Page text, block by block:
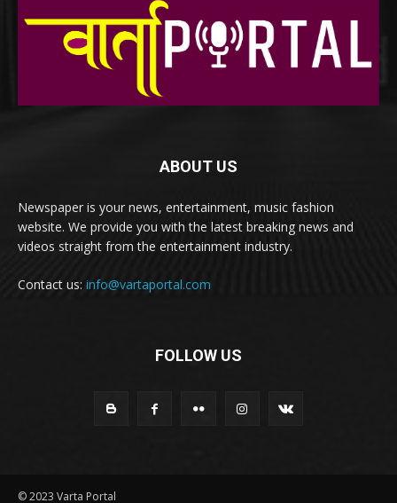
ABOUT US
Newspaper is your news, entertainment, music fashion
website. We provide you with the latest breaking news and
videos straight from the entertainment industry.
Contact us: info@vartaportal.com
FOLLOW US
© 2023 Varta Portal